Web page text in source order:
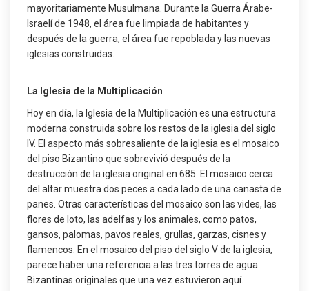
mayoritariamente Musulmana. Durante la Guerra Árabe-
Israelí de 1948, el área fue limpiada de habitantes y
después de la guerra, el área fue repoblada y las nuevas
iglesias construidas.
La Iglesia de la Multiplicación
Hoy en día, la Iglesia de la Multiplicación es una estructura
moderna construida sobre los restos de la iglesia del siglo
IV. El aspecto más sobresaliente de la iglesia es el mosaico
del piso Bizantino que sobrevivió después de la
destrucción de la iglesia original en 685. El mosaico cerca
del altar muestra dos peces a cada lado de una canasta de
panes. Otras características del mosaico son las vides, las
flores de loto, las adelfas y los animales, como patos,
gansos, palomas, pavos reales, grullas, garzas, cisnes y
flamencos. En el mosaico del piso del siglo V de la iglesia,
parece haber una referencia a las tres torres de agua
Bizantinas originales que una vez estuvieron aquí.